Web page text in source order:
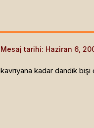
Mesaj tarihi: Haziran 6,
kavrıyana kadar dandik bişi